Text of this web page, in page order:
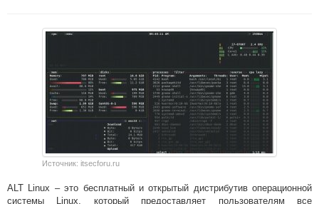
Источник: itsecforu.ru
ALT Linux – это бесплатный и открытый дистрибутив операционной
системы Linux, который предоставляет пользователям все